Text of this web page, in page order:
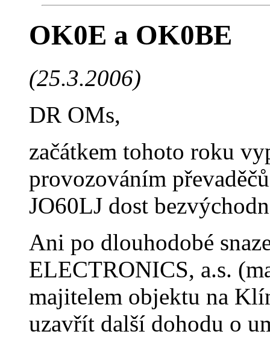
OK0E a OK0BE
(25.3.2006)
DR OMs,
začátkem tohoto roku
provozováním
JO60LJ dost
Ani po dlouhodobé
ELECTRONICS, a.s.
majitelem objektu na
uzavřít další dohodu o